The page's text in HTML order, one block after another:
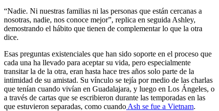
“Nadie. Ni nuestras familias ni las personas que están cercanas a
nosotras, nadie, nos conoce mejor”, replica en seguida Ashley,
demostrando el hábito que tienen de complementar lo que la otra
dice.
Esas preguntas existenciales que han sido soporte en el proceso que
cada una ha llevado para aceptar su vida, pero especialmente
transitar la de la otra, eran hasta hace tres años solo parte de la
intimidad de su amistad. Su vínculo se tejía por medio de las charlas
que tenían cuando vivían en Guadalajara, y luego en Los Ángeles, o
a través de cartas que se escribieron durante las temporadas en las
que estuvieron separadas, como cuando Ash se fue a Vietnam.